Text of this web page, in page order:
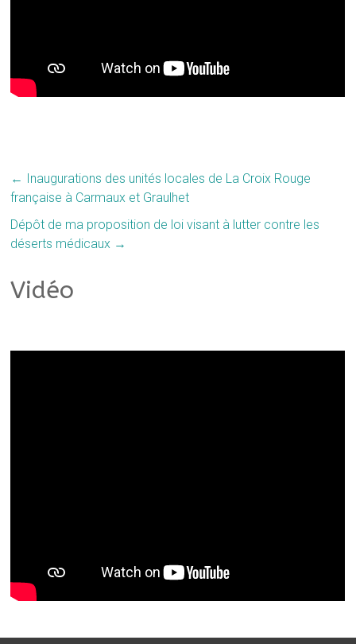
← Inaugurations des unités locales de La Croix Rouge
française à Carmaux et Graulhet
Dépôt de ma proposition de loi visant à lutter contre les
déserts médicaux →
Vidéo